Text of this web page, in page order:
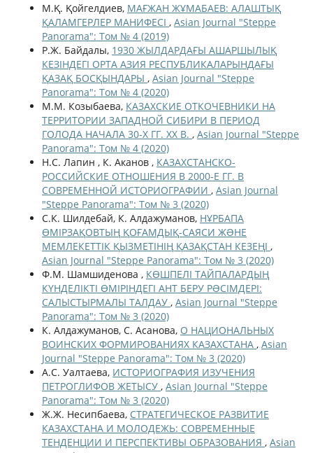
М.Қ. Қойгелдиев, МАҒЖАН ЖҰМАБАЕВ: АЛАШТЫҚ
ҚАЛАМГЕРЛЕР МАНИФЕСІ , Asian Journal "Steppe
Panorama": Том № 4 (2019)
Р.Ж. Байдалы, 1930 ЖЫЛДАРДАҒЫ АШАРШЫЛЫҚ
КЕЗІНДЕГІ ОРТА АЗИЯ РЕСПУБЛИКАЛАРЫНДАҒЫ
ҚАЗАҚ БОСҚЫНДАРЫ , Asian Journal "Steppe
Panorama": Том № 4 (2020)
М.М. Козыбаева, КАЗАХСКИЕ ОТКОЧЕВНИКИ НА
ТЕРРИТОРИИ ЗАПАДНОЙ СИБИРИ В ПЕРИОД
ГОЛОДА НАЧАЛА 30-Х ГГ. XX В. , Asian Journal "Steppe
Panorama": Том № 4 (2020)
Н.С. Лапин , К. Аканов , КАЗАХСТАНСКО-
РОССИЙСКИЕ ОТНОШЕНИЯ В 2000-Е ГГ. В
СОВРЕМЕННОЙ ИСТОРИОГРАФИИ , Asian Journal
"Steppe Panorama": Том № 3 (2020)
С.К. Шилдебай, К. Алдажуманов, НҰРБАПА
ӨМІРЗАҚОВТЫҢ ҚОҒАМДЫҚ-САЯСИ ЖƏНЕ
МЕМЛЕКЕТТІК ҚЫЗМЕТІНІҢ ҚАЗАҚСТАН КЕЗЕҢІ ,
Asian Journal "Steppe Panorama": Том № 3 (2020)
Ф.М. Шамшиденова , КӨШПЕЛІ ТАЙПАЛАРДЫҢ
КҮНДЕЛІКТІ ӨМІРІНДЕГІ АНТ БЕРУ РƏСІМДЕРІ:
САЛЫСТЫРМАЛЫ ТАЛДАУ , Asian Journal "Steppe
Panorama": Том № 3 (2020)
К. Алдажуманов, С. Асанова, О НАЦИОНАЛЬНЫХ
ВОИНСКИХ ФОРМИРОВАНИЯХ КАЗАХСТАНА , Asian
Journal "Steppe Panorama": Том № 3 (2020)
А.С. Уалтаева, ИСТОРИОГРАФИЯ ИЗУЧЕНИЯ
ПЕТРОГЛИФОВ ЖЕТЫСУ , Asian Journal "Steppe
Panorama": Том № 3 (2020)
Ж.Ж. Несипбаева, СТРАТЕГИЧЕСКОЕ РАЗВИТИЕ
КАЗАХСТАНА И МОЛОДЕЖЬ: СОВРЕМЕННЫЕ
ТЕНДЕНЦИИ И ПЕРСПЕКТИВЫ ОБРАЗОВАНИЯ , Asian